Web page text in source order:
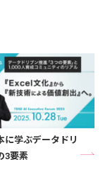
に学ぶデータドリ
3要素